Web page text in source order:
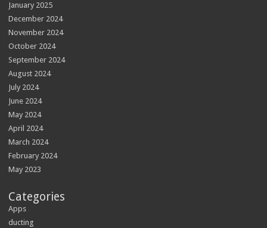
January 2025
December 2024
November 2024
October 2024
September 2024
August 2024
July 2024
June 2024
May 2024
April 2024
March 2024
February 2024
May 2023
Categories
Apps
ducting